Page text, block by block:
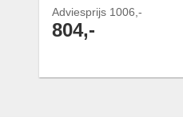
Adviesprijs 1006,-
804,-